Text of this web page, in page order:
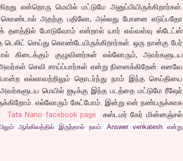
என்றொரு மெயில் மட்டுமே அனுப்பியிருக்கிறார்கள்.
கொண்டால் அதற்கு பதிலோ, அல்லது போனை எடுப்பதோ
தளத்தில் போடுவோம் என்றால் யார் எவ்வள்வு ஸ்டேட்ஸ்
செய்து கொண்டேயிருக்கிறார்கள். ஒரு நான்கு பேர்
கிடைக்கும் குழுவினர்கள் எல்லோரும், அவர்களுடய
செவி சாய்ப்பார்கள் என்று நினைக்கிறேன். எனவே
எல்லாவற்றிலும் தொடர்ந்து நாம் இந்த செய்தியை
மெயில் ஐடிக்கு இந்த படத்தை மட்டுமே ரீஷேர்
எல்லோரும் கேட்போம். இன்று என் நண்பருக்காக
Tata Nano facebook page கஸ்டமர் கேர் மின்னஞ்சல்
ஆங்கிலத்தில் இருந்தால் நலம். Answer venkatesh என்று